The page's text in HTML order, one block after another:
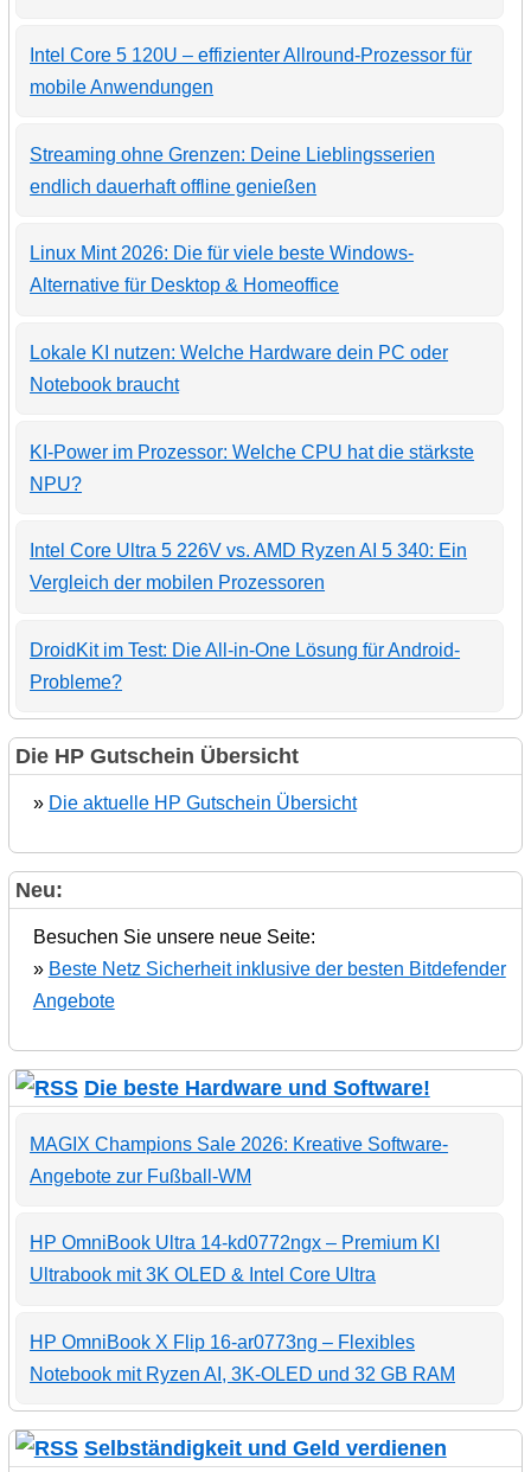
Intel Core 5 120U – effizienter Allround-Prozessor für
mobile Anwendungen
Streaming ohne Grenzen: Deine Lieblingsserien
endlich dauerhaft offline genießen
Linux Mint 2026: Die für viele beste Windows-
Alternative für Desktop & Homeoffice
Lokale KI nutzen: Welche Hardware dein PC oder
Notebook braucht
KI-Power im Prozessor: Welche CPU hat die stärkste
NPU?
Intel Core Ultra 5 226V vs. AMD Ryzen AI 5 340: Ein
Vergleich der mobilen Prozessoren
DroidKit im Test: Die All-in-One Lösung für Android-
Probleme?
Die HP Gutschein Übersicht
» Die aktuelle HP Gutschein Übersicht
Neu:
Besuchen Sie unsere neue Seite:
» Beste Netz Sicherheit inklusive der besten Bitdefender
Angebote
Die beste Hardware und Software!
MAGIX Champions Sale 2026: Kreative Software-
Angebote zur Fußball-WM
HP OmniBook Ultra 14-kd0772ngx – Premium KI
Ultrabook mit 3K OLED & Intel Core Ultra
HP OmniBook X Flip 16-ar0773ng – Flexibles
Notebook mit Ryzen AI, 3K-OLED und 32 GB RAM
Selbständigkeit und Geld verdienen